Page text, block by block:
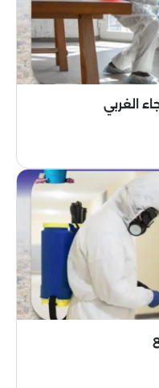
الغربي